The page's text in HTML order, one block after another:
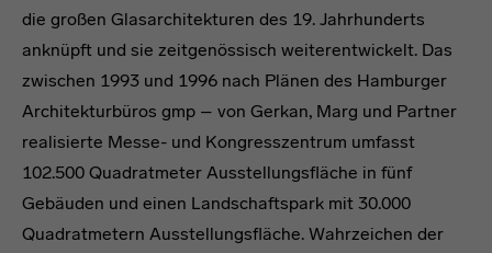
die großen Glasarchitekturen des 19. Jahrhunderts
anknüpft und sie zeitgenössisch weiterentwickelt. Das
zwischen 1993 und 1996 nach Plänen des Hamburger
Architekturbüros gmp – von Gerkan, Marg und Partner
realisierte Messe- und Kongresszentrum umfasst
102.500 Quadratmeter Ausstellungsfläche in fünf
Gebäuden und einen Landschaftspark mit 30.000
Quadratmetern Ausstellungsfläche. Wahrzeichen der